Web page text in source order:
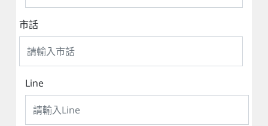
市話
Line